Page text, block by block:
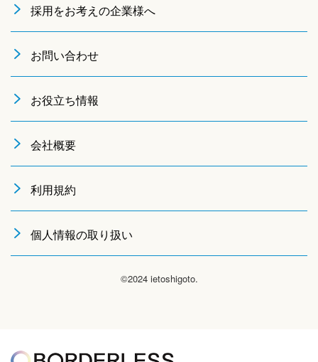
採用をお考えの企業様へ
お問い合わせ
お役立ち情報
会社概要
利用規約
個人情報の取り扱い
©2024 ietoshigoto.